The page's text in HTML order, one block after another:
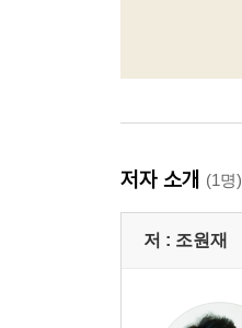
저자 소개 (1명)
저 : 조원재